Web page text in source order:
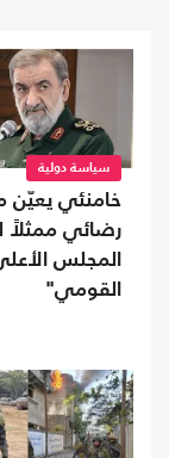
سياسة دولية
خامنئي
رضائي
المجلس
القومي"